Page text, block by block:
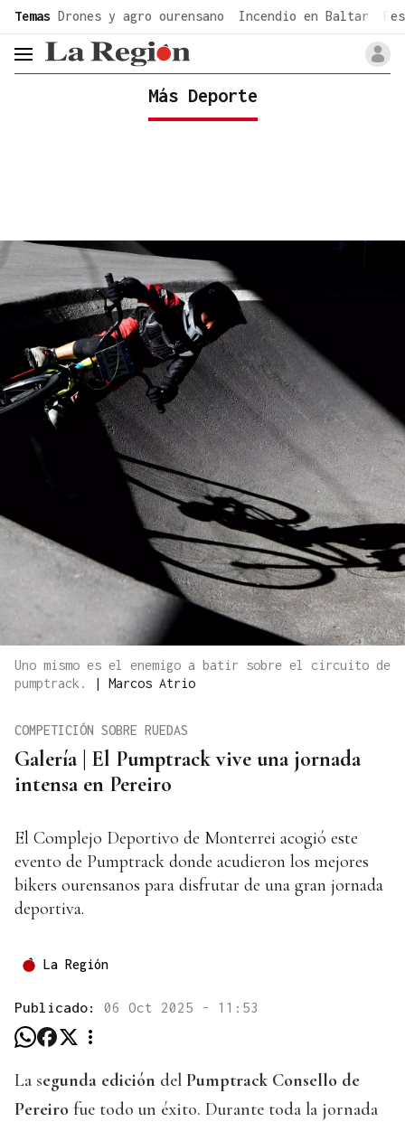
Temas Drones y agro ourensano Incendio en Baltar
header.menu.open
Más Deporte
Uno mismo es el enemigo a batir sobre el circuito de
pumptrack.
| Marcos Atrio
Galería | El Pumptrack vive una jornada
intensa en Pereiro
COMPETICIÓN SOBRE RUEDAS
El Complejo Deportivo de Monterrei acogió este
evento de Pumptrack donde acudieron los mejores
bikers ourensanos para disfrutar de una gran jornada
deportiva.
La Región
Publicado: 06 Oct 2025 - 11:53
La segunda edición del Pumptrack Consello de
Pereiro fue todo un éxito. Durante toda la jornada